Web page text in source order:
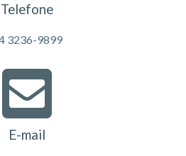
Telefone
3236-9899
E-mail